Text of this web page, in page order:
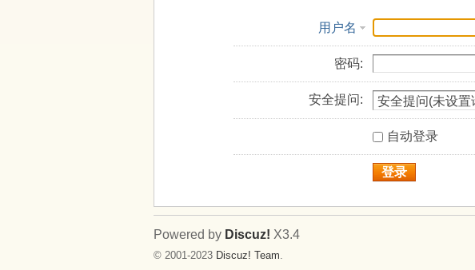
用户名
密码:
安全提问:
自动登录
登录
Powered by Discuz! X3.4
© 2001-2023 Discuz! Team.